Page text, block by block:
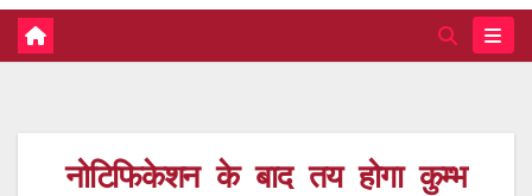
नोटिफिकेशन के बाद तय होगा कुम्भ